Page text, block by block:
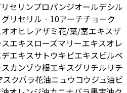
セリンプロパンジオールデシル
グリセリル‐10アーチチョーク
オオヒレアザミ花/葉/茎エキスザ
エキスローズマリーエキスオレ
エキスサトウキビエキスビルベ
カンゾウ根エキスグリチルリチ
スクバラ花油ニュウコウジュ油ビ